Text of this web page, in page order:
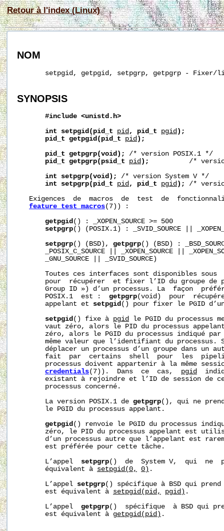
Retour à l'index (Linux)
NOM
setpgid, getpgid, setpgrp, getpgrp - Fixer/
SYNOPSIS
#include <unistd.h>
int
setpgid(pid_t pid, pid_t pgid );
pid_t getpgid(pid_t pid );
pid_t getpgrp(void);
/* version POSIX.1 */
pid_t getpgrp(psid_t pid );
/*
int
setpgrp(void);
/* version System V */
int
setpgrp(pid_t pid, pid_t pgid );
/*
Exigences  de  macros  de  test  de
feature_test_macros(7)) :
getpgid() : _XOPEN_SOURCE >= 500
setpgrp() (POSIX.1) : _SVID_SOURCE ||
setpgrp() (BSD), getpgrp() (BSD) :
_POSIX_C_SOURCE || _XOPEN_SOURCE ||
       _GNU_SOURCE || _SVID_SOURCE)
Toutes ces interfaces sont disponibles sous
pour  récupérer  et fixer l’ID du groupe de
Group ID ») d’un processus. La  façon
       POSIX.1  est :
getpgrp(void)  pour
       appelant et
setpgid() pour fixer le PGID
setpgid() fixe à pgid le PGID du processus
vaut zéro, alors le PID du processus
zéro, alors le PGID du processus indiqué
même valeur que l’identifiant du processus.
déplacer un processus d’un groupe dans un
fait  par  certains  shell  pour  les
processus doivent appartenir à la même
credentials(7)).  Dans  ce  cas, pgid
existant à rejoindre et l’ID de session de
       processus concerné.
       La version POSIX.1 de
getpgrp(), qui ne
       le PGID du processus appelant.
getpgid() renvoie le PGID du processus
zéro, le PID du processus appelant est
d’un processus autre que l’appelant est
       est préférée pour cette tâche.
       L’appel
setpgrp()  de  System V,  qui  ne
       équivalent à
setpgid(0, 0) .
       L’appel
setpgrp() spécifique à BSD qui prend
       est équivalent à
setpgid(pid, pgid) .
       L’appel
getpgrp()  spécifique  à BSD qui
       est équivalent à
getpgid(pid) .